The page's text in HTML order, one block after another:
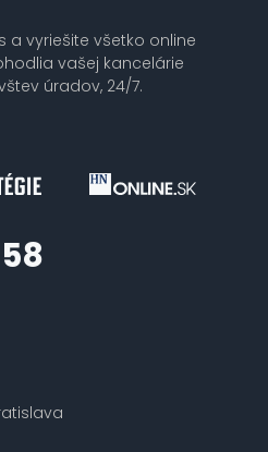
a vyriešite všetko online
vašej kancelárie
úradov, 24/7.